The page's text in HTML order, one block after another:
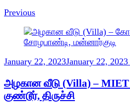
Previous
January 22, 2023January 22, 2023
அழகான வீடு (Villa) – MIET
குண்டூர், திருச்சி